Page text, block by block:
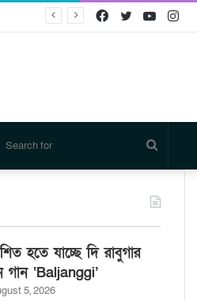
Twitter
Facebook
for
হতে যাচ্ছে দি রাবুগার
গান ‘Baljanggi’
5, 2026